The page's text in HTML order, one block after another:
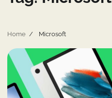
Home Microsoft